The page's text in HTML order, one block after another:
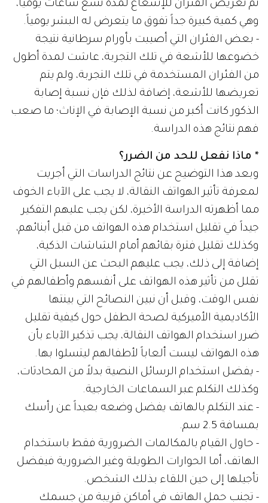
تم تعريض الفئران للإشعاع لمدة تسع ساعات يومياً،
وهي كمية كبيرة جداً تفوق ما يتعرض له البشر يومياً.
- بعض الفئران التي أصيبت بأورام سرطانية نتيجة
خضوعها للأشعة في تلك التجربة، عاشت لمدة أطول
من الفئران المستخدمة في تلك التجربة، ولم يتم
تعريضها للأشعة، إضافة لذلك فإن نسبة إصابة
الذكور كانت أكبر من نسبة الإصابة في الإناث؛ ما صعب
فهم نتائج هذه الدراسة.
* ماذا نفعل للحد من الضرر؟
وبعد هذا التوضيح عن نتائج الدراسات التي أجريت
لمعرفة تأثير الهواتف النقالة، لا يجب على الآباء الخوف
مما أظهرته الدراسة الأخيرة، لكن يجب عليهم التفكير
جيداً في تقليل استخدام هذه الهواتف من قبل أبنائهم،
وكذلك تقليل فترة بقائهم أمام الشاشات الذكية،
إضافة إلى ذلك، يجب عليهم البحث عن السبل التي
تقلل من تأثير هذه الهواتف على أنفسهم وأطفالهم في
نفس الوقت، وقبل أن نبين النصائح التي بينتها
الأكاديمية الأميركية لصحة الطفل حول كيفية تقليل
ضرر استخدام الهواتف النقالة، يجب تذكير الآباء بأن
هذه الهواتف ليست ألعاباً لأطفالهم ليتسلوا بها.
- يفضل استخدام الرسائل النصية بدلاً من المحادثات،
وكذلك التكلم عبر السماعات الخارجية.
- عند التكلم بالهاتف يفضل وضعه بعيداً عن رأسك
بمسافة 2.5 سم.
- حاول القيام بالمكالمات الضرورية فقط باستخدام
الهاتف، أما الحوارات الطويلة وغير الضرورية فيفضل
تأجيلها إلى حين اللقاء بذلك الشخص.
- تجنب حمل الهاتف في أماكن قريبة من جسمك